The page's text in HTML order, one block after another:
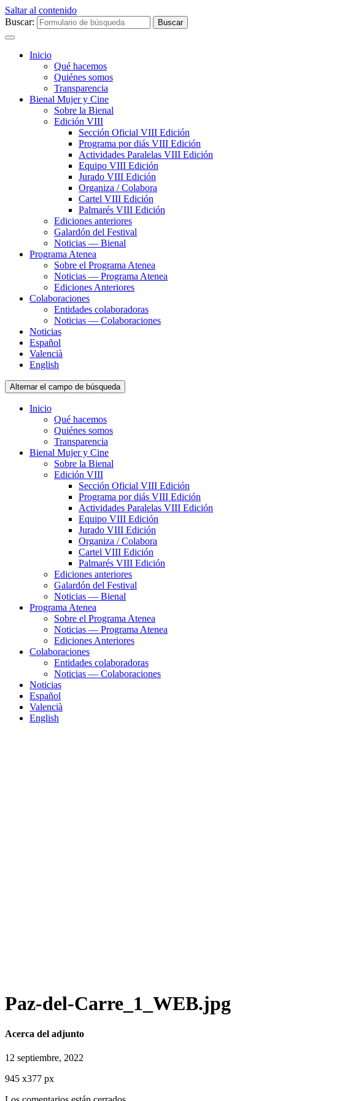
Saltar al contenido
Buscar:
Inicio
Qué hacemos
Quiénes somos
Transparencia
Bienal Mujer y Cine
Sobre la Bienal
Edición VIII
Sección Oficial VIII Edición
Programa por diás VIII Edición
Actividades Paralelas VIII Edición
Equipo VIII Edición
Jurado VIII Edición
Organiza / Colabora
Cartel VIII Edición
Palmarés VIII Edición
Ediciones anteriores
Galardón del Festival
Noticias — Bienal
Programa Atenea
Sobre el Programa Atenea
Noticias — Programa Atenea
Ediciones Anteriores
Colaboraciones
Entidades colaboradoras
Noticias — Colaboraciones
Noticias
Español
Valencià
English
Alternar el campo de búsqueda
Inicio
Qué hacemos
Quiénes somos
Transparencia
Bienal Mujer y Cine
Sobre la Bienal
Edición VIII
Sección Oficial VIII Edición
Programa por diás VIII Edición
Actividades Paralelas VIII Edición
Equipo VIII Edición
Jurado VIII Edición
Organiza / Colabora
Cartel VIII Edición
Palmarés VIII Edición
Ediciones anteriores
Galardón del Festival
Noticias — Bienal
Programa Atenea
Sobre el Programa Atenea
Noticias — Programa Atenea
Ediciones Anteriores
Colaboraciones
Entidades colaboradoras
Noticias — Colaboraciones
Noticias
Español
Valencià
English
Paz-del-Carre_1_WEB.jpg
Acerca del adjunto
12 septiembre, 2022
945 x377 px